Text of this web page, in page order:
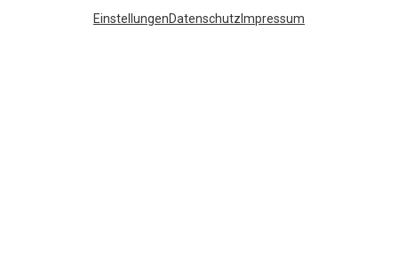
EinstellungenDatenschutz Impressum